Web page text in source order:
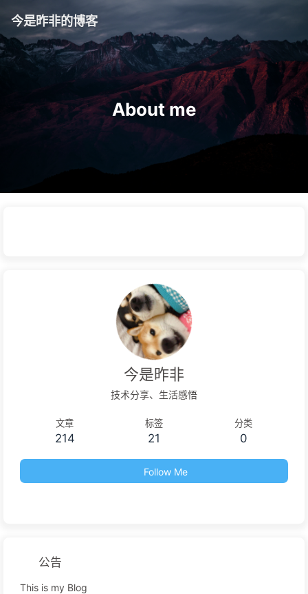
今是昨非的博客
About me
今是昨非
技术分享、生活感悟
文章
214
标签
21
分类
0
Follow Me
公告
This is my Blog